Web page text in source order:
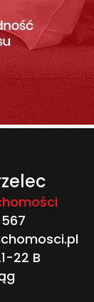
22 B